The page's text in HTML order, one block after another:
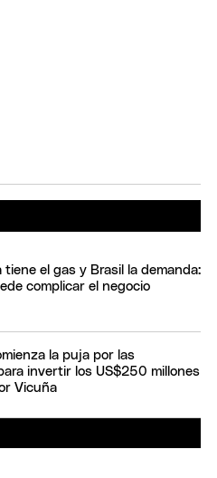
tiene el gas y Brasil la demanda:
complicar el negocio
la puja por las
invertir los US$250 millones
Vicuña